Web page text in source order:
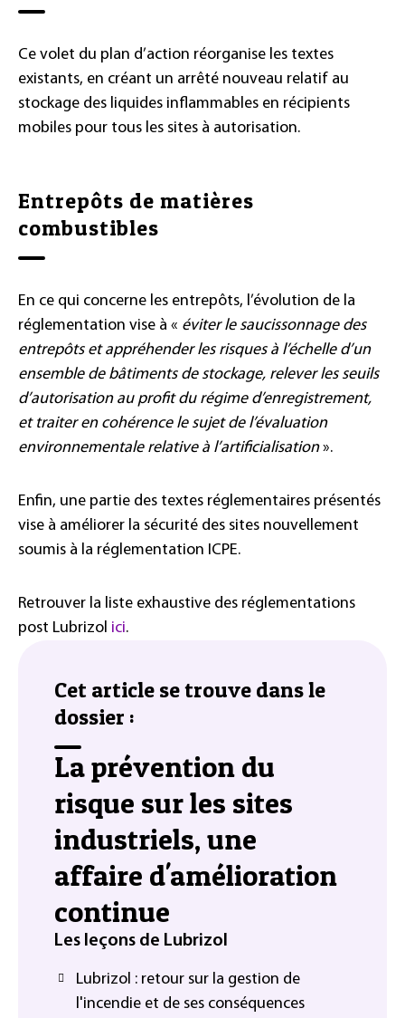
Ce volet du plan d’action réorganise les textes
existants, en créant un arrêté nouveau relatif au
stockage des liquides inflammables en récipients
mobiles pour tous les sites à autorisation.
Entrepôts de matières
combustibles
En ce qui concerne les entrepôts, l’évolution de la
réglementation vise à « éviter le saucissonnage des
entrepôts et appréhender les risques à l’échelle d’un
ensemble de bâtiments de stockage, relever les seuils
d’autorisation au profit du régime d’enregistrement,
et traiter en cohérence le sujet de l’évaluation
environnementale relative à l’artificialisation».
Enfin, une partie des textes réglementaires présentés
vise à améliorer la sécurité des sites nouvellement
soumis à la réglementation ICPE.
Retrouver la liste exhaustive des réglementations
post Lubrizol ici.
Cet article se trouve dans le
dossier :
La prévention du
risque sur les sites
industriels, une
affaire d'amélioration
continue
Les leçons de Lubrizol
Lubrizol : retour sur la gestion de
l'incendie et de ses conséquences